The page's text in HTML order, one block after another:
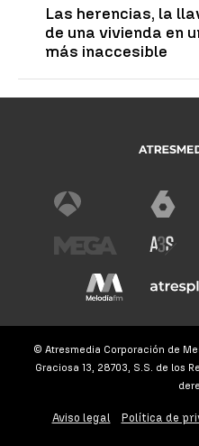
Las herencias, la
de una vivienda en
más inaccesible
© Atresmedia Corporación de
Graciosa 13, 28703, S.S. de los
Aviso legal Política de